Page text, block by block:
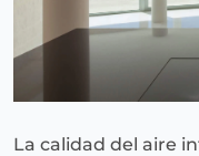
La calidad del aire